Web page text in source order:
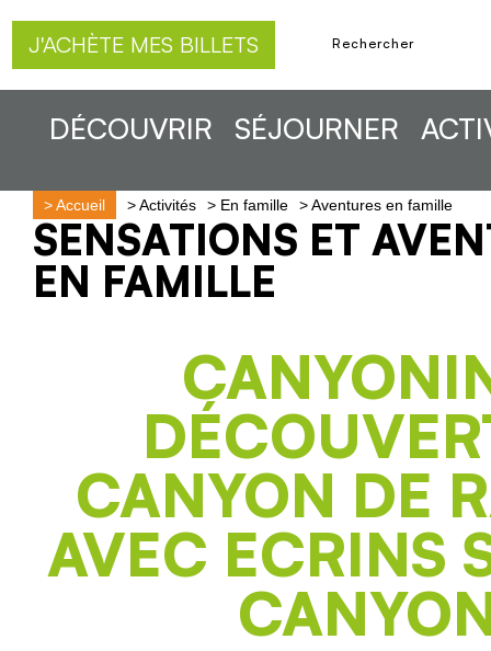
J'ACHÈTE MES BILLETS
DÉCOUVRIR SÉJOURNER
>Accueil >Activités > En famille >Aventures en famille
SENSATIONS ET
EN FAMILLE
CANYON DE
AVEC ECRINS